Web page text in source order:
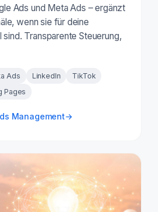
Ads und Meta Ads – ergänzt
wenn sie für deine
sind. Transparente Steuerung,
Ads LinkedIn
TikTok
Pages
Management→